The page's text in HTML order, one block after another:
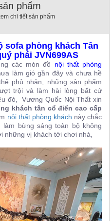
phẩm
chi tiết sản phẩm
sofa phòng khách Tân
phái JVN699AS
các món đồ nội thất phòng
làm gió gần đây và chưa hề
phủ nhận, những sản phẩm
trội và làm hài lòng bất cứ
đó, Vương Quốc Nội Thất xin
khách tân cổ điển cao cấp
nội thất phòng khách này chắc
bừng sáng toàn bộ không
những vị khách tới chơi nhà,